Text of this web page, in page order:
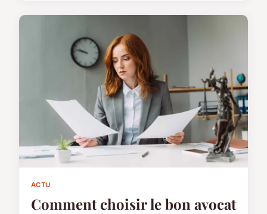
ACTU
Comment choisir le bon avocat